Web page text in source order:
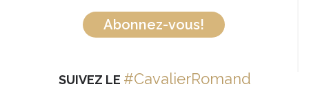
Abonnez-vous!
SUIVEZ LE #CavalierRomand